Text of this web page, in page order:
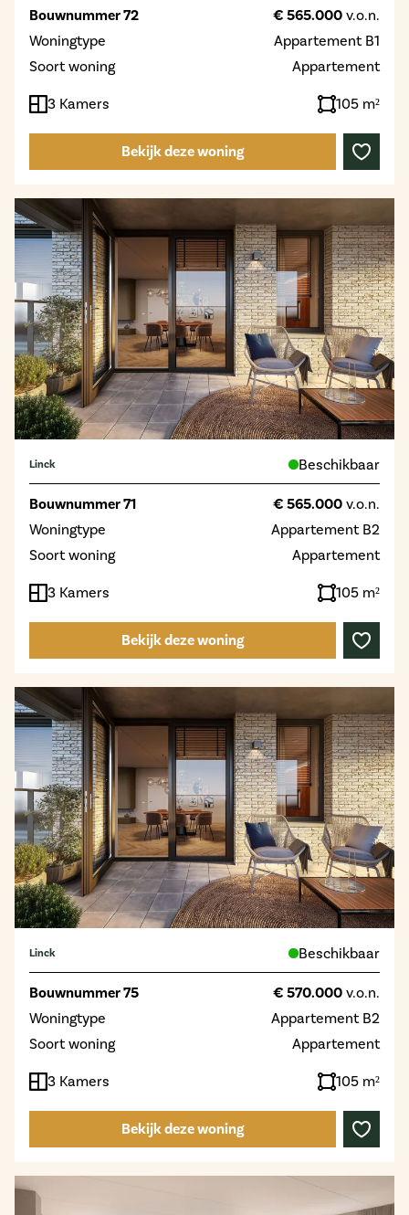
Bouwnummer 72 € 565.000 v.o.n.
Woningtype
Appartement B1
Soort woning
Appartement
3 Kamers 105 m²
Bekijk deze woning
Linck Beschikbaar
Bouwnummer 71 € 565.000 v.o.n.
Woningtype
Appartement B2
Soort woning
Appartement
3 Kamers 105 m²
Bekijk deze woning
Linck Beschikbaar
Bouwnummer 75 € 570.000 v.o.n.
Woningtype
Appartement B2
Soort woning
Appartement
3 Kamers 105 m²
Bekijk deze woning